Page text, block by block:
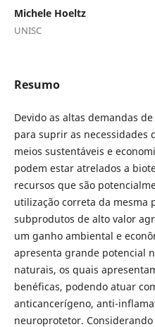
Michele Hoeltz
UNISC
Resumo
Devido as altas demandas
para suprir as necessidades
meios sustentáveis e
podem estar atrelados a
recursos que são
utilização correta da mesma
subprodutos de alto valor
um ganho ambiental e
apresenta grande potencial
naturais, os quais
benéficas, podendo atuar
anticancerígeno, anti-
neuroprotetor.